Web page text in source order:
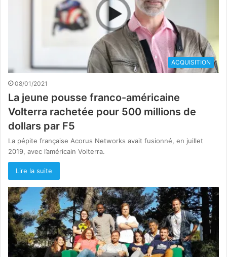
ACQUISITION
08/01/2021
La jeune pousse franco-américaine
Volterra rachetée pour 500 millions de
dollars par F5
La pépite française Acorus Networks avait fusionné, en juillet
2019, avec l’américain Volterra.
Lire la suite